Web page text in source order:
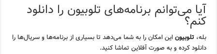
آیا می‌توانم برنامه‌های تلوبیون را دانلود
کنم؟
بله،تلوبیوناین امکان را به شما می‌دهد تا بسیاری از برنامه‌ها و سریال‌ها را
دانلود کرده و به صورت آفلاین تماشا کنید.